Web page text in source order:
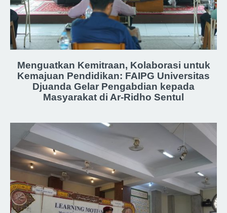
Menguatkan Kemitraan, Kolaborasi untuk
Kemajuan Pendidikan: FAIPG Universitas
Djuanda Gelar Pengabdian kepada
Masyarakat di Ar-Ridho Sentul